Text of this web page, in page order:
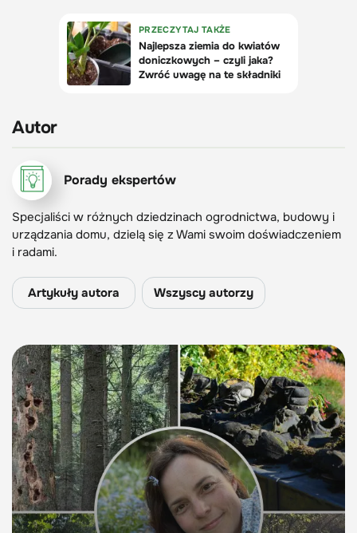
Autor
Porady ekspertów
Specjaliści w różnych dziedzinach ogrodnictwa, budowy i
urządzania domu, dzielą się z Wami swoim doświadczeniem
i radami.
Artykuły autora Wszyscy autorzy